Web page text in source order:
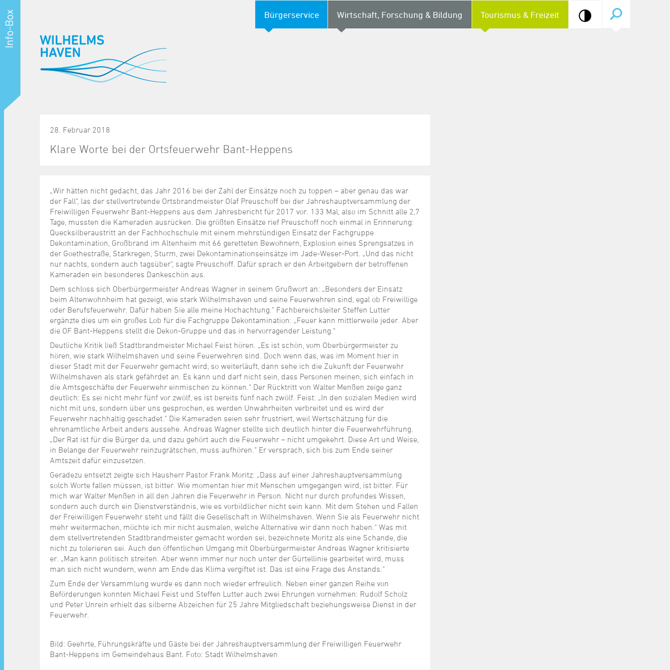
Bürgerservice Wirtschaft, Forschung & Bildung Tourismus & Freizeit
28. Februar 2018
Klare Worte bei der Ortsfeuerwehr Bant-Heppens
„Wir hätten nicht gedacht, das Jahr 2016 bei der Zahl der Einsätze noch zu toppen – aber genau das war
der Fall", las der stellvertretende Ortsbrandmeister Olaf Preuschoff bei der Jahreshauptversammlung der
Freiwilligen Feuerwehr Bant-Heppens aus dem Jahresbericht für 2017 vor. 133 Mal, also im Schnitt alle 2,7
Tage, mussten die Kameraden ausrücken. Die größten Einsätze rief Preuschoff noch einmal in Erinnerung:
Quecksilberaustritt an der Fachhochschule mit einem mehrstündigen Einsatz der Fachgruppe
Dekontamination, Großbrand im Altenheim mit 66 geretteten Bewohnern, Explosion eines Sprengsatzes in
der Goethestraße, Starkregen, Sturm, zwei Dekontaminationseinsätze im Jade-Weser-Port. „Und das nicht
nur nachts, sondern auch tagsüber", sagte Preuschoff. Dafür sprach er den Arbeitgebern der betroffenen
Kameraden ein besonderes Dankeschön aus.
Dem schloss sich Oberbürgermeister Andreas Wagner in seinem Grußwort an: „Besonders der Einsatz
beim Altenwohnheim hat gezeigt, wie stark Wilhelmshaven und seine Feuerwehren sind, egal ob Freiwillige
oder Berufsfeuerwehr. Dafür haben Sie alle meine Hochachtung." Fachbereichsleiter Steffen Lutter
ergänzte dies um ein großes Lob für die Fachgruppe Dekontamination: „Feuer kann mittlerweile jeder. Aber
die OF Bant-Heppens stellt die Dekon-Gruppe und das in hervorragender Leistung."
Deutliche Kritik ließ Stadtbrandmeister Michael Feist hören. „Es ist schön, vom Oberbürgermeister zu
hören, wie stark Wilhelmshaven und seine Feuerwehren sind. Doch wenn das, was im Moment hier in
dieser Stadt mit der Feuerwehr gemacht wird, so weiterläuft, dann sehe ich die Zukunft der Feuerwehr
Wilhelmshaven als stark gefährdet an. Es kann und darf nicht sein, dass Personen meinen, sich einfach in
die Amtsgeschäfte der Feuerwehr einmischen zu können." Der Rücktritt von Walter Menßen zeige ganz
deutlich: Es sei nicht mehr fünf vor zwölf, es ist bereits fünf nach zwölf. Feist: „In den sozialen Medien wird
nicht mit uns, sondern über uns gesprochen, es werden Unwahrheiten verbreitet und es wird der
Feuerwehr nachhaltig geschadet." Die Kameraden seien sehr frustriert, weil Wertschätzung für die
ehrenamtliche Arbeit anders aussehe. Andreas Wagner stellte sich deutlich hinter die Feuerwehrführung.
„Der Rat ist für die Bürger da, und dazu gehört auch die Feuerwehr – nicht umgekehrt. Diese Art und Weise,
in Belange der Feuerwehr reinzugrätschen, muss aufhören." Er versprach, sich bis zum Ende seiner
Amtszeit dafür einzusetzen.
Geradezu entsetzt zeigte sich Hausherr Pastor Frank Moritz: „Dass auf einer Jahreshauptversammlung
solch Worte fallen müssen, ist bitter. Wie momentan hier mit Menschen umgegangen wird, ist bitter. Für
mich war Walter Menßen in all den Jahren die Feuerwehr in Person. Nicht nur durch profundes Wissen,
sondern auch durch ein Dienstverständnis, wie es vorbildlicher nicht sein kann. Mit dem Stehen und Fallen
der Freiwilligen Feuerwehr steht und fällt die Gesellschaft in Wilhelmshaven. Wenn Sie als Feuerwehr nicht
mehr weitermachen, möchte ich mir nicht ausmalen, welche Alternative wir dann noch haben." Was mit
dem stellvertretenden Stadtbrandmeister gemacht worden sei, bezeichnete Moritz als eine Schande, die
nicht zu tolerieren sei. Auch den öffentlichen Umgang mit Oberbürgermeister Andreas Wagner kritisierte
er. „Man kann politisch streiten. Aber wenn immer nur noch unter der Gürtellinie gearbeitet wird, muss
man sich nicht wundern, wenn am Ende das Klima vergiftet ist. Das ist eine Frage des Anstands."
Zum Ende der Versammlung wurde es dann noch wieder erfreulich. Neben einer ganzen Reihe von
Beförderungen konnten Michael Feist und Steffen Lutter auch zwei Ehrungen vornehmen: Rudolf Scholz
und Peter Unrein erhielt das silberne Abzeichen für 25 Jahre Mitgliedschaft beziehungsweise Dienst in der
Feuerwehr.
Bild: Geehrte, Führungskräfte und Gäste bei der Jahreshauptversammlung der Freiwilligen Feuerwehr
Bant-Heppens im Gemeindehaus Bant. Foto: Stadt Wilhelmshaven